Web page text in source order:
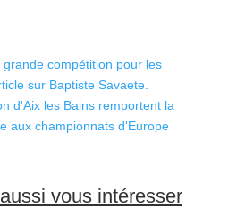
compétition pour les
sur Baptiste Savaete.
d'Aix les Bains remportent la
aux championnats d'Europe
vous intéresser